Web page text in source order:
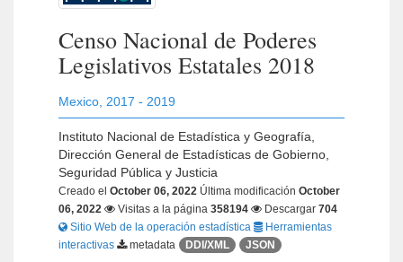
Censo Nacional de Poderes
Legislativos Estatales 2018
Mexico 2017 - 2019
Instituto Nacional de Estadística y Geografía,
Dirección General de Estadísticas de Gobierno,
Seguridad Pública y Justicia
Creado el October 06, 2022 Última modificación October
06, 2022
Visitas a la página 358194 Descargar 704
Sitio Web de la operación estadística
Herramientas
interactivas
metadata DDI/XML JSON